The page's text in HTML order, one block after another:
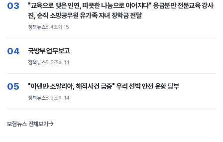
03
"교육으로 맺은 인연, 따뜻한 나눔으로 이어지다" 응급분만 전문교육 강사
진, 순직 소방공무원 유가족 자녀 장학금 전달
정책뉴스8.4조회 15
04 국방부 업무보고
정책뉴스8.5조회 14
05 "아덴만·소말리아, 해적사건 급증" 우리 선박 안전 운항 당부
정책뉴스8.3조회 14
보험뉴스 전체보기